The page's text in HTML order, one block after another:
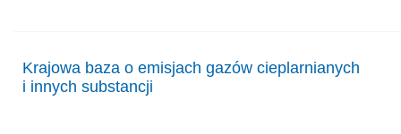
Krajowa baza o emisjach gazów cieplarnianych
i innych substancji